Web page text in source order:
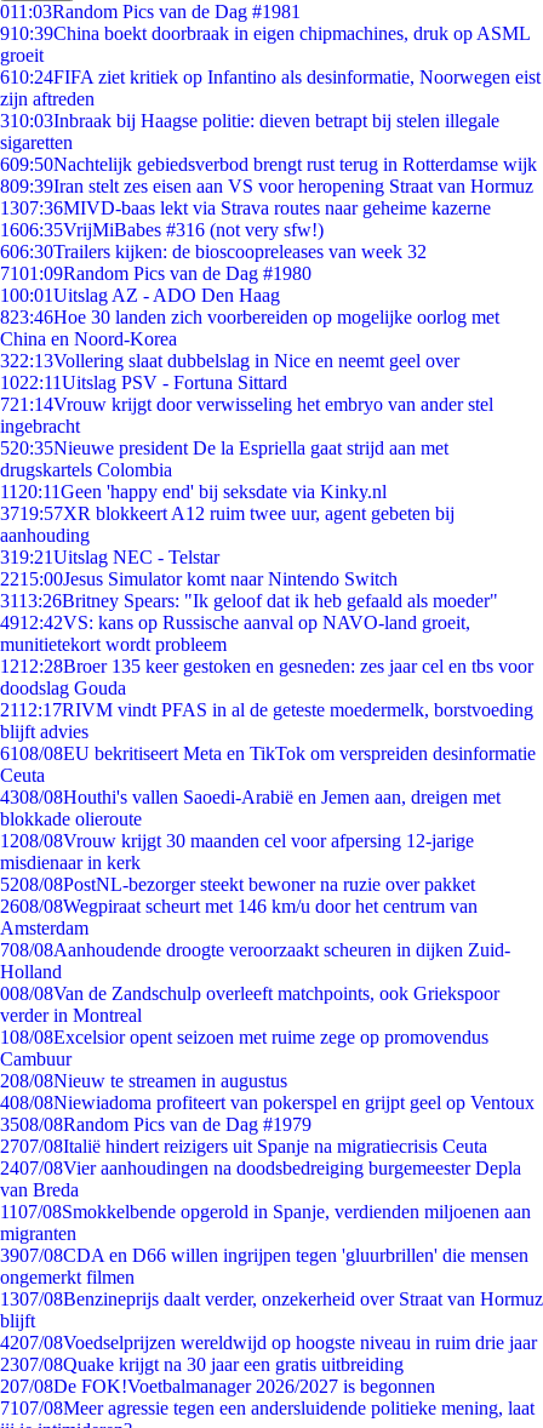
011:03Random Pics van de Dag #1981
910:39China boekt doorbraak in eigen chipmachines, druk op ASML
groeit
610:24FIFA ziet kritiek op Infantino als desinformatie, Noorwegen eist
zijn aftreden
310:03Inbraak bij Haagse politie: dieven betrapt bij stelen illegale
sigaretten
609:50Nachtelijk gebiedsverbod brengt rust terug in Rotterdamse wijk
809:39Iran stelt zes eisen aan VS voor heropening Straat van Hormuz
1307:36MIVD-baas lekt via Strava routes naar geheime kazerne
1606:35VrijMiBabes #316 (not very sfw!)
606:30Trailers kijken: de bioscoopreleases van week 32
7101:09Random Pics van de Dag #1980
100:01Uitslag AZ - ADO Den Haag
823:46Hoe 30 landen zich voorbereiden op mogelijke oorlog met
China en Noord-Korea
322:13Vollering slaat dubbelslag in Nice en neemt geel over
1022:11Uitslag PSV - Fortuna Sittard
721:14Vrouw krijgt door verwisseling het embryo van ander stel
ingebracht
520:35Nieuwe president De la Espriella gaat strijd aan met
drugskartels Colombia
11 20:11Geen 'happy end' bij seksdate via Kinky.nl
3719:57XR blokkeert A12 ruim twee uur, agent gebeten bij
aanhouding
319:21Uitslag NEC - Telstar
2215:00Jesus Simulator komt naar Nintendo Switch
3113:26Britney Spears: "Ik geloof dat ik heb gefaald als moeder"
4912:42VS: kans op Russische aanval op NAVO-land groeit,
munitietekort wordt probleem
1212:28Broer 135 keer gestoken en gesneden: zes jaar cel en tbs voor
doodslag Gouda
2112:17RIVM vindt PFAS in al de geteste moedermelk, borstvoeding
blijft advies
6108/08EU bekritiseert Meta en TikTok om verspreiden desinformatie
Ceuta
4308/08Houthi's vallen Saoedi-Arabië en Jemen aan, dreigen met
blokkade olieroute
1208/08Vrouw krijgt 30 maanden cel voor afpersing 12-jarige
misdienaar in kerk
5208/08PostNL-bezorger steekt bewoner na ruzie over pakket
2608/08Wegpiraat scheurt met 146 km/u door het centrum van
Amsterdam
708/08Aanhoudende droogte veroorzaakt scheuren in dijken Zuid-
Holland
008/08Van de Zandschulp overleeft matchpoints, ook Griekspoor
verder in Montreal
108/08Excelsior opent seizoen met ruime zege op promovendus
Cambuur
208/08Nieuw te streamen in augustus
408/08Niewiadoma profiteert van pokerspel en grijpt geel op Ventoux
3508/08Random Pics van de Dag #1979
2707/08Italië hindert reizigers uit Spanje na migratiecrisis Ceuta
2407/08Vier aanhoudingen na doodsbedreiging burgemeester Depla
van Breda
1107/08Smokkelbende opgerold in Spanje, verdienden miljoenen aan
migranten
3907/08CDA en D66 willen ingrijpen tegen 'gluurbrillen' die mensen
ongemerkt filmen
1307/08Benzineprijs daalt verder, onzekerheid over Straat van Hormuz
blijft
4207/08Voedselprijzen wereldwijd op hoogste niveau in ruim drie jaar
2307/08Quake krijgt na 30 jaar een gratis uitbreiding
207/08De FOK!Voetbalmanager 2026/2027 is begonnen
7107/08Meer agressie tegen een andersluidende politieke mening, laat